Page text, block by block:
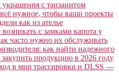
с танзанитом
нужное, чтобы ваши проекты
как из ателье
с замками капота у
часто нужно их обслуживать
как найти надежного
продукцию в 2026 году
в мир трассировки и DLSS —